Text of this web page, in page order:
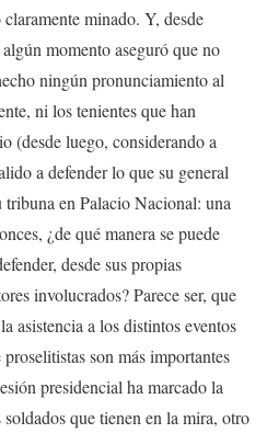
minado. Y, desde
momento aseguró que no
ningún pronunciamiento al
ni los tenientes que han
(desde luego, considerando a
a defender lo que su general
tribuna en Palacio Nacional: una
¿de qué manera se puede
desde sus propias
involucrados? Parece ser, que
asistencia a los distintos eventos
son más importantes
presidencial ha marcado la
que tienen en la mira, otro